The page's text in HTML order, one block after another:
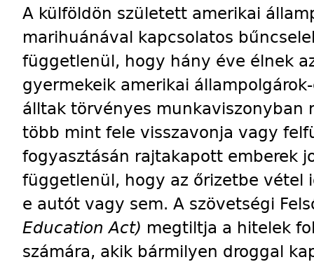
A külföldön született amerikai
marihuánával kapcsolatos
függetlenül, hogy hány éve élnek
gyermekeik amerikai
álltak törvényes munkaviszonyban
több mint fele visszavonja vagy
fogyasztásán rajtakapott emberek
függetlenül, hogy az őrizetbe vétel
e autót vagy sem. A szövetségi
Education Act) megtiltja a hitelek
számára, akik bármilyen droggal